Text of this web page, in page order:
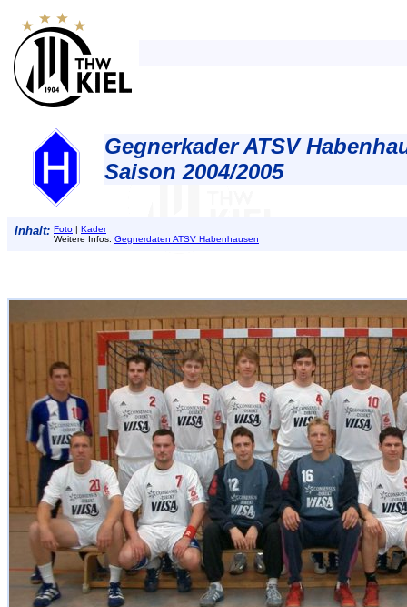
Gegnerkader ATSV
Saison 2004/2005
Inhalt: Foto | Kader
Weitere Infos: Gegnerdaten ATSV Habenhausen